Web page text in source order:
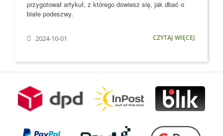
przygotował artykuł, z którego dowiesz się, jak dbać o
białe podeszwy.
2024-10-01 CZYTAJ WIĘCEJ